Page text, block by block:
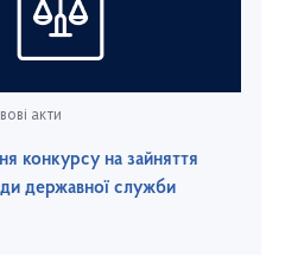
акти
конкурсу на зайняття
державної служби